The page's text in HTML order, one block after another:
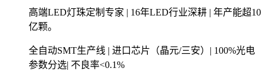
高端LED灯珠定制专家 | 16年LED行业深耕 | 年产能超10
亿颗。
全自动SMT生产线 | 进口芯片（晶元/三安）| 100%光电
参数分选| 不良率<0.1%